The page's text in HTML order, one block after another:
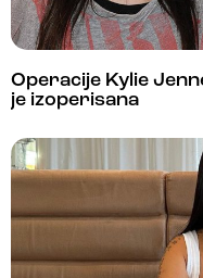
Operacije Kylie
je izoperisana